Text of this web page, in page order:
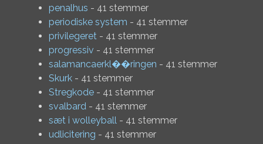
penalhus - 41 stemmer
periodiske system - 41 stemmer
privilegeret - 41 stemmer
progressiv - 41 stemmer
salamancaerkl��ringen - 41 stemmer
Skurk - 41 stemmer
Stregkode - 41 stemmer
svalbard - 41 stemmer
sæt i wolleyball - 41 stemmer
udlicitering - 41 stemmer